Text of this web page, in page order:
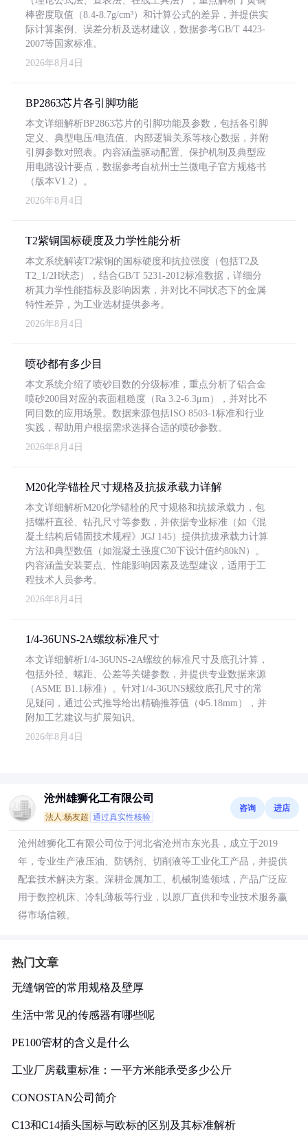
棒密度取值（8.4-8.7g/cm³）和计算公式的差异，并提供实
际计算案例、误差分析及选材建议，数据参考GB/T 4423-
2007等国家标准。
2026年8月4日
BP2863芯片各引脚功能
本文详细解析BP2863芯片的引脚功能及参数，包括各引脚
定义、典型电压/电流值、内部逻辑关系等核心数据，并附
引脚参数对照表。内容涵盖驱动配置、保护机制及典型应
用电路设计要点，数据参考自杭州士兰微电子官方规格书
（版本V1.2）。
2026年8月4日
T2紫铜国标硬度及力学性能分析
本文系统解读T2紫铜的国标硬度和抗拉强度（包括T2及
T2_1/2H状态），结合GB/T 5231-2012标准数据，详细分
析其力学性能指标及影响因素，并对比不同状态下的金属
特性差异，为工业选材提供参考。
2026年8月4日
喷砂都有多少目
本文系统介绍了喷砂目数的分级标准，重点分析了铝合金
喷砂200目对应的表面粗糙度（Ra 3.2-6.3μm），并对比不
同目数的应用场景。数据来源包括ISO 8503-1标准和行业
实践，帮助用户根据需求选择合适的喷砂参数。
2026年8月4日
M20化学锚栓尺寸规格及抗拔承载力详解
本文详细解析M20化学锚栓的尺寸规格和抗拔承载力，包
括螺杆直径、钻孔尺寸等参数，并依据专业标准（如《混
凝土结构后锚固技术规程》JGJ 145）提供抗拔承载力计算
方法和典型数值（如混凝土强度C30下设计值约80kN）。
内容涵盖安装要点、性能影响因素及选型建议，适用于工
程技术人员参考。
2026年8月4日
1/4-36UNS-2A螺纹标准尺寸
本文详细解析1/4-36UNS-2A螺纹的标准尺寸及底孔计算，
包括外径、螺距、公差等关键参数，并提供专业数据来源
（ASME B1.1标准）。针对1/4-36UNS螺纹底孔尺寸的常
见疑问，通过公式推导给出精确推荐值（Φ5.18mm），并
附加工艺建议与扩展知识。
2026年8月4日
沧州雄狮化工有限公司
法人:杨友超 通过真实性核验
咨询 进店
沧州雄狮化工有限公司位于河北省沧州市东光县，成立于2019
年，专业生产液压油、防锈剂、切削液等工业化工产品，并提供
配套技术解决方案。深耕金属加工、机械制造领域，产品广泛应
用于数控机床、冷轧薄板等行业，以原厂直供和专业技术服务赢
得市场信赖。
热门文章
无缝钢管的常用规格及壁厚
生活中常见的传感器有哪些呢
PE100管材的含义是什么
工业厂房载重标准：一平方米能承受多少公斤
CONOSTAN公司简介
C13和C14插头国标与欧标的区别及其标准解析